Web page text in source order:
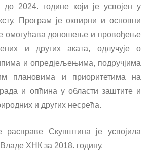
2024. године који је усвојен у
Програм је оквирни и основни
омогућава доношење и провођење
и других аката, одлучује о
и опред‌јељењима, подручјима
плановима и приоритетима на
и опћина у области заштите и
и других несрећа.
расправе Скупштина је усвојила
ХНК за 2018. годину.